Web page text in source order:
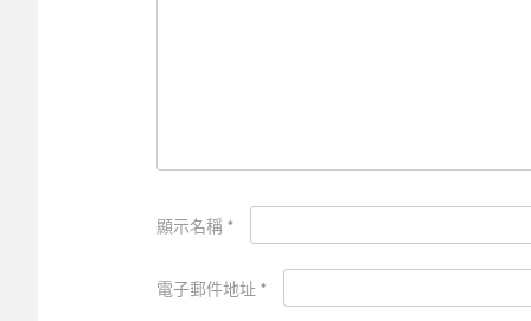
顯示名稱 *
電子郵件地址 *